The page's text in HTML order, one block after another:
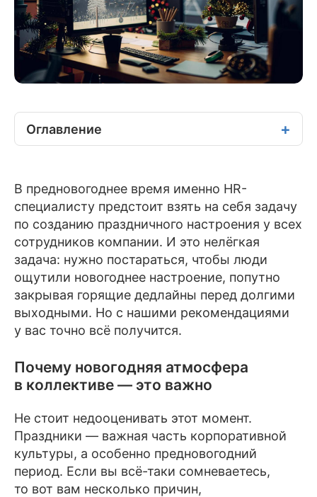
Оглавление
В предновогоднее время именно HR-
специалисту предстоит взять на себя задачу
по созданию праздничного настроения у всех
сотрудников компании. И это нелёгкая
задача: нужно постараться, чтобы люди
ощутили новогоднее настроение, попутно
закрывая горящие дедлайны перед долгими
выходными. Но с нашими рекомендациями
у вас точно всё получится.
Почему новогодняя атмосфера
в коллективе — это важно
Не стоит недооценивать этот момент.
Праздники — важная часть корпоративной
культуры, а особенно предновогодний
период. Если вы всё-таки сомневаетесь,
то вот вам несколько причин,